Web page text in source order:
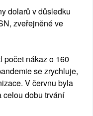
dolarů v důsledku
zveřejněné ve
počet nákaz o 160
se zrychluje,
V červnu byla
celou dobu trvání